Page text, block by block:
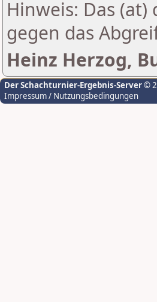
Hinweis: Das (at)
gegen das
Heinz Herzog,
Der Schachturnier-Ergebnis-Server©
Impressum / Nutzungsbedingungen